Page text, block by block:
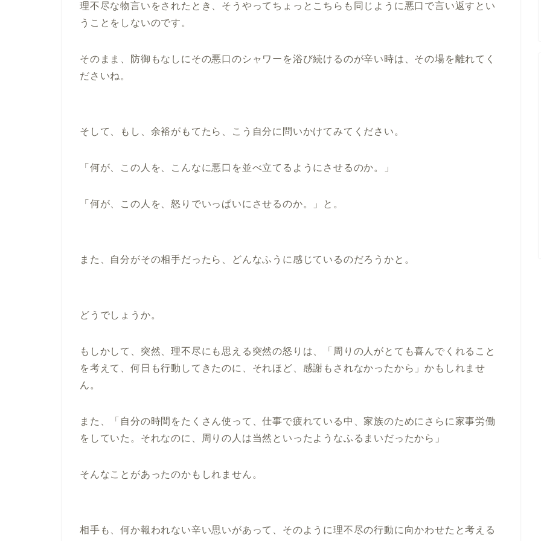
理不尽な物言いをされたとき、そうやってちょっとこちらも同じように悪口で言い返すとい
うことをしないのです。
そのまま、防御もなしにその悪口のシャワーを浴び続けるのが辛い時は、その場を離れてく
ださいね。
そして、もし、余裕がもてたら、こう自分に問いかけてみてください。
「何が、この人を、こんなに悪口を並べ立てるようにさせるのか。」
「何が、この人を、怒りでいっぱいにさせるのか。」と。
また、自分がその相手だったら、どんなふうに感じているのだろうかと。
どうでしょうか。
もしかして、突然、理不尽にも思える突然の怒りは、「周りの人がとても喜んでくれること
を考えて、何日も行動してきたのに、それほど、感謝もされなかったから」かもしれませ
ん。
また、「自分の時間をたくさん使って、仕事で疲れている中、家族のためにさらに家事労働
をしていた。それなのに、周りの人は当然といったようなふるまいだったから」
そんなことがあったのかもしれません。
相手も、何か報われない辛い思いがあって、そのように理不尽の行動に向かわせたと考える